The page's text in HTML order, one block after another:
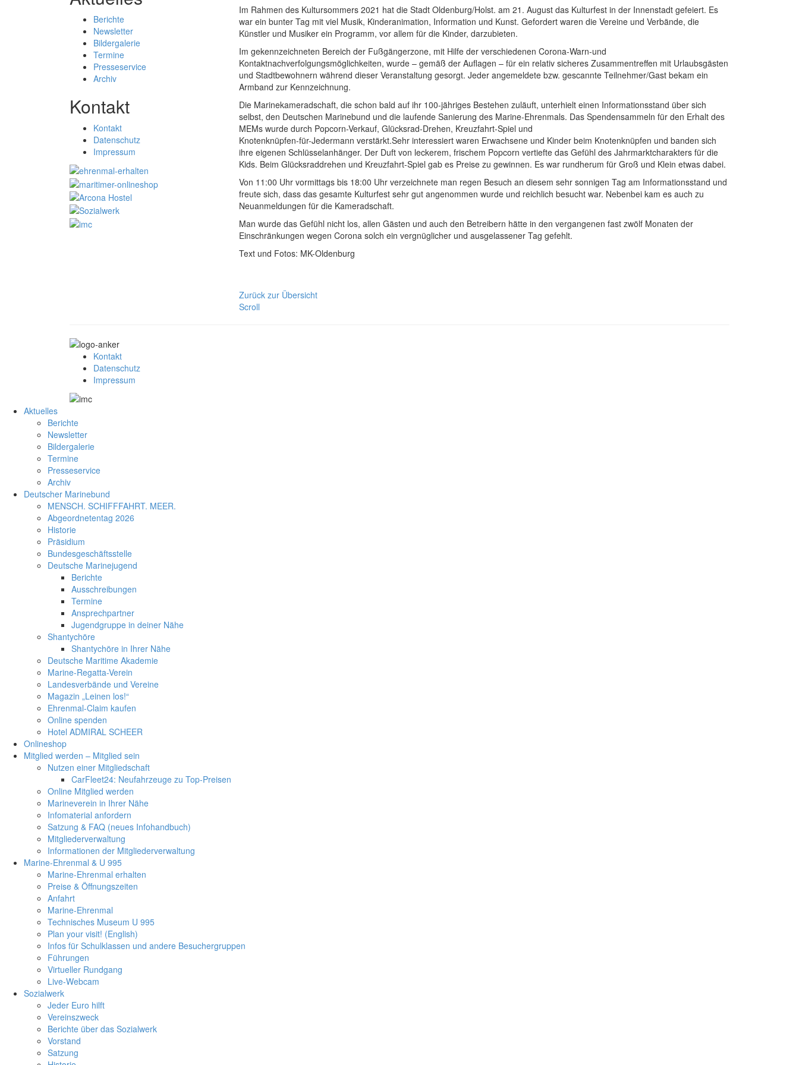
Berichte
Newsletter
Bildergalerie
Termine
Presseservice
Archiv
Kontakt
Kontakt
Datenschutz
Impressum
Im Rahmen des Kultursommers 2021 hat die Stadt Oldenburg/Holst. am 21. August das Kulturfest in der Innenstadt gefeiert. Es
war ein bunter Tag mit viel Musik, Kinderanimation, Information und Kunst. Gefordert waren die Vereine und Verbände, die
Künstler und Musiker ein Programm, vor allem für die Kinder, darzubieten.
Im gekennzeichneten Bereich der Fußgängerzone, mit Hilfe der verschiedenen Corona-Warn-und
Kontaktnachverfolgungsmöglichkeiten, wurde – gemäß der Auflagen – für ein relativ sicheres Zusammentreffen mit Urlaubsgästen
und Stadtbewohnern während dieser Veranstaltung gesorgt. Jeder angemeldete bzw. gescannte Teilnehmer/Gast bekam ein
Armband zur Kennzeichnung.
Die Marinekameradschaft, die schon bald auf ihr 100-jähriges Bestehen zuläuft, unterhielt einen Informationsstand über sich
selbst, den Deutschen Marinebund und die laufende Sanierung des Marine-Ehrenmals. Das Spendensammeln für den Erhalt des
MEMs wurde durch Popcorn-Verkauf, Glücksrad-Drehen, Kreuzfahrt-Spiel und
Knotenknüpfen-für-Jedermann verstärkt.Sehr interessiert waren Erwachsene und Kinder beim Knotenknüpfen und banden sich
ihre eigenen Schlüsselanhänger. Der Duft von leckerem, frischem Popcorn vertiefte das Gefühl des Jahrmarktcharakters für die
Kids. Beim Glücksraddrehen und Kreuzfahrt-Spiel gab es Preise zu gewinnen. Es war rundherum für Groß und Klein etwas dabei.
Von 11:00 Uhr vormittags bis 18:00 Uhr verzeichnete man regen Besuch an diesem sehr sonnigen Tag am Informationsstand und
freute sich, dass das gesamte Kulturfest sehr gut angenommen wurde und reichlich besucht war. Nebenbei kam es auch zu
Neuanmeldungen für die Kameradschaft.
Man wurde das Gefühl nicht los, allen Gästen und auch den Betreibern hätte in den vergangenen fast zwölf Monaten der
Einschränkungen wegen Corona solch ein vergnüglicher und ausgelassener Tag gefehlt.
Text und Fotos: MK-Oldenburg
Zurück zur Übersicht
Scroll
Kontakt
Datenschutz
Impressum
Aktuelles
Berichte
Newsletter
Bildergalerie
Termine
Presseservice
Archiv
Deutscher Marinebund
MENSCH. SCHIFFFAHRT. MEER.
Abgeordnetentag 2026
Historie
Präsidium
Bundesgeschäftsstelle
Deutsche Marinejugend
Berichte
Ausschreibungen
Termine
Ansprechpartner
Jugendgruppe in deiner Nähe
Shantychöre
Shantychöre in Ihrer Nähe
Deutsche Maritime Akademie
Marine-Regatta-Verein
Landesverbände und Vereine
Magazin „Leinen los!“
Ehrenmal-Claim kaufen
Online spenden
Hotel ADMIRAL SCHEER
Onlineshop
Mitglied werden – Mitglied sein
Nutzen einer Mitgliedschaft
CarFleet24: Neufahrzeuge zu Top-Preisen
Online Mitglied werden
Marineverein in Ihrer Nähe
Infomaterial anfordern
Satzung & FAQ (neues Infohandbuch)
Mitgliederverwaltung
Informationen der Mitgliederverwaltung
Marine-Ehrenmal & U 995
Marine-Ehrenmal erhalten
Preise & Öffnungszeiten
Anfahrt
Marine-Ehrenmal
Technisches Museum U 995
Plan your visit! (English)
Infos für Schulklassen und andere Besuchergruppen
Führungen
Virtueller Rundgang
Live-Webcam
Sozialwerk
Jeder Euro hilft
Vereinszweck
Berichte über das Sozialwerk
Vorstand
Satzung